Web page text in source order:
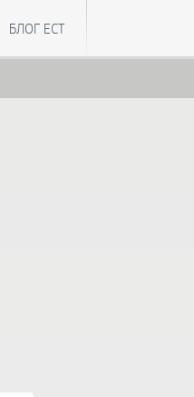
БЛОГ ЕСТ